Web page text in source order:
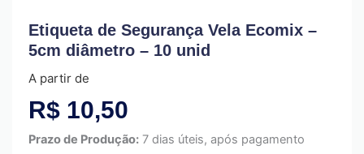
Etiqueta de Segurança Vela Ecomix –
5cm diâmetro – 10 unid
A partir de
R$ 10,50
Prazo de Produção: 7 dias úteis, após pagamento